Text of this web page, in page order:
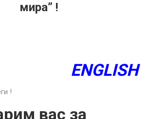
мира” !
ENGLISH
!
вас за